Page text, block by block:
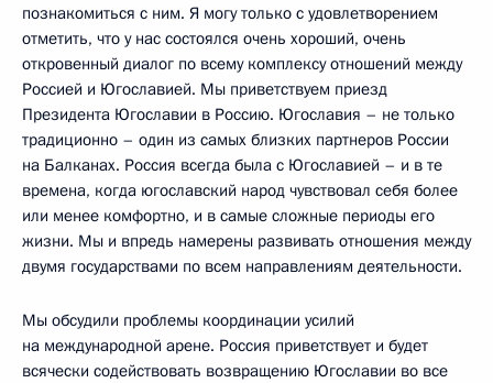
познакомиться с ним. Я могу только с удовлетворением
отметить, что у нас состоялся очень хороший, очень
откровенный диалог по всему комплексу отношений между
Россией и Югославией. Мы приветствуем приезд
Президента Югославии в Россию. Югославия – не только
традиционно – один из самых близких партнеров России
на Балканах. Россия всегда была с Югославией – и в те
времена, когда югославский народ чувствовал себя более
или менее комфортно, и в самые сложные периоды его
жизни. Мы и впредь намерены развивать отношения между
двумя государствами по всем направлениям деятельности.
Мы обсудили проблемы координации усилий
на международной арене. Россия приветствует и будет
всячески содействовать возвращению Югославии во все